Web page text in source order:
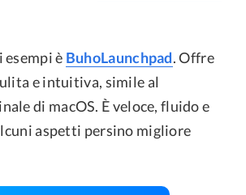
è BuhoLaunchpad. Offre
e intuitiva, simile al
di macOS. È veloce, fluido e
aspetti persino migliore